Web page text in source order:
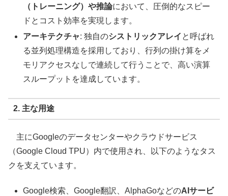
（トレーニング）や推論において、圧倒的なスピー
ドとコスト効率を実現します。
アーキテクチャ: 独自のシストリックアレイ と呼ばれ
る並列処理構造を採用しており、行列の掛け算をメ
モリアクセスなしで連続して行うことで、高い演算
スループットを達成しています。
2. 主な用途
主にGoogleのデータセンターやクラウドサービス
（Google Cloud TPU）内で使用され、以下のようなタス
クを支えています。
Google検索、Google翻訳、AlphaGoなどのAIサービ